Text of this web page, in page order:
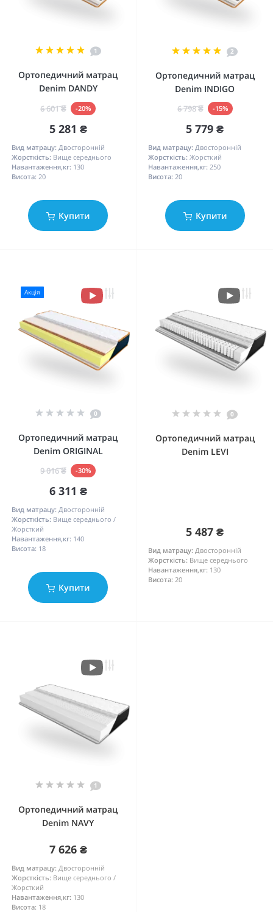
1
Ортопедичний матрац
Denim DANDY
6 601 ₴ -20%
5 281 ₴
Вид матрацу: Двосторонній
Жорсткість: Вище середнього
Навантаження,кг: 130
Висота: 20
Купити
2
Ортопедичний матрац
Denim INDIGO
6 798 ₴ -15%
5 779 ₴
Вид матрацу: Двосторонній
Жорсткість: Жорсткий
Навантаження,кг: 250
Висота: 20
Купити
Акція
0
Ортопедичний матрац
Denim ORIGINAL
9 016 ₴ -30%
6 311 ₴
Вид матрацу: Двосторонній
Жорсткість: Вище середнього /
Жорсткий
Навантаження,кг: 140
Висота: 18
Купити
0
Ортопедичний матрац
Denim LEVI
5 487 ₴
Вид матрацу: Двосторонній
Жорсткість: Вище середнього
Навантаження,кг: 130
Висота: 20
1
Ортопедичний матрац
Denim NAVY
7 626 ₴
Вид матрацу: Двосторонній
Жорсткість: Вище середнього /
Жорсткий
Навантаження,кг: 130
Висота: 18